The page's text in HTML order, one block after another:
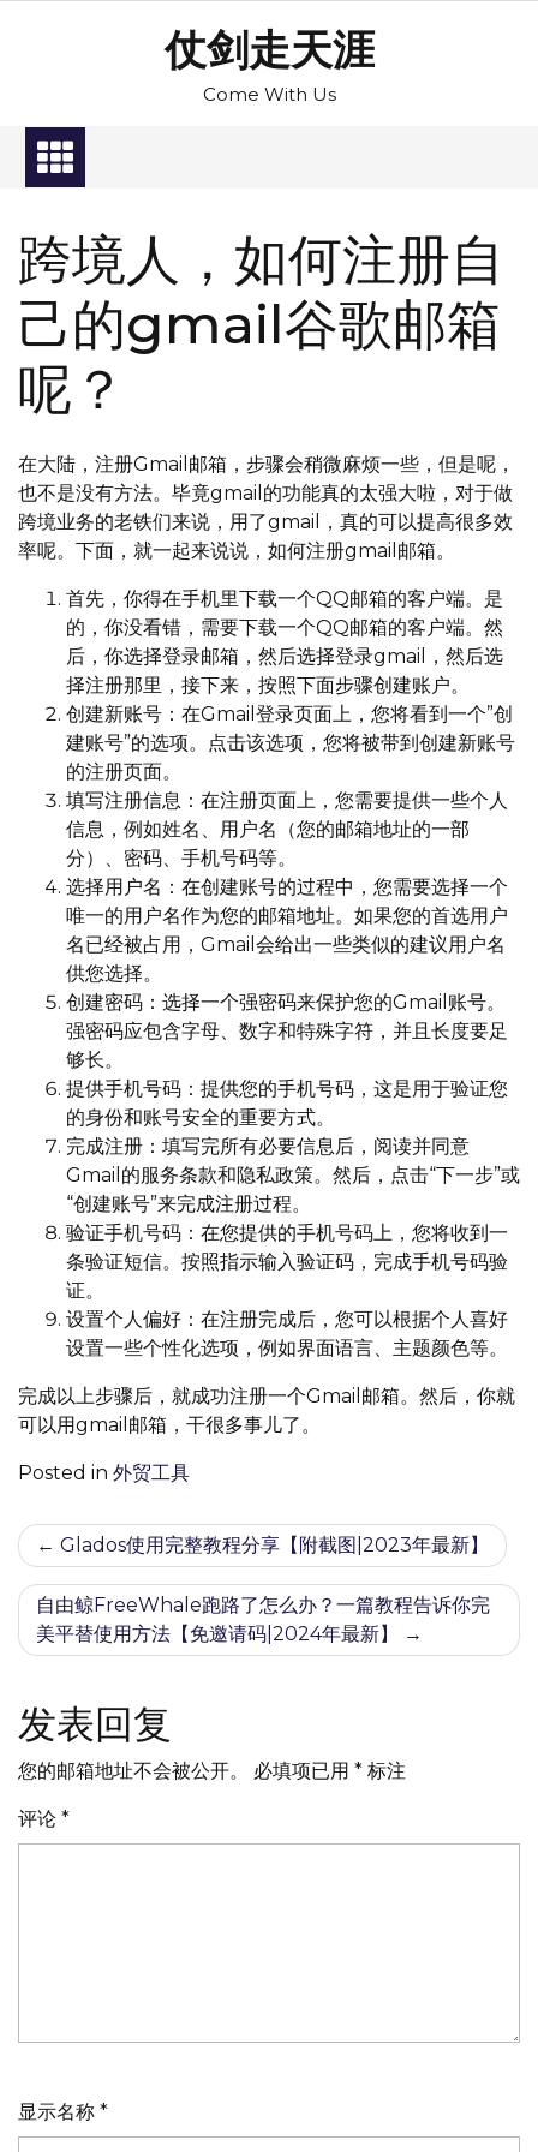
仗剑走天涯
Come With Us
跨境人，如何注册自
己的gmail谷歌邮箱
呢？
在大陆，注册Gmail邮箱，步骤会稍微麻烦一些，但是呢，
也不是没有方法。毕竟gmail的功能真的太强大啦，对于做
跨境业务的老铁们来说，用了gmail，真的可以提高很多效
率呢。下面，就一起来说说，如何注册gmail邮箱。
首先，你得在手机里下载一个QQ邮箱的客户端。是
的，你没看错，需要下载一个QQ邮箱的客户端。然
后，你选择登录邮箱，然后选择登录gmail，然后选
择注册那里，接下来，按照下面步骤创建账户。
创建新账号：在Gmail登录页面上，您将看到一个”创
建账号”的选项。点击该选项，您将被带到创建新账号
的注册页面。
填写注册信息：在注册页面上，您需要提供一些个人
信息，例如姓名、用户名（您的邮箱地址的一部
分）、密码、手机号码等。
选择用户名：在创建账号的过程中，您需要选择一个
唯一的用户名作为您的邮箱地址。如果您的首选用户
名已经被占用，Gmail会给出一些类似的建议用户名
供您选择。
创建密码：选择一个强密码来保护您的Gmail账号。
强密码应包含字母、数字和特殊字符，并且长度要足
够长。
提供手机号码：提供您的手机号码，这是用于验证您
的身份和账号安全的重要方式。
完成注册：填写完所有必要信息后，阅读并同意
Gmail的服务条款和隐私政策。然后，点击“下一步”或
“创建账号”来完成注册过程。
验证手机号码：在您提供的手机号码上，您将收到一
条验证短信。按照指示输入验证码，完成手机号码验
证。
设置个人偏好：在注册完成后，您可以根据个人喜好
设置一些个性化选项，例如界面语言、主题颜色等。
完成以上步骤后，就成功注册一个Gmail邮箱。然后，你就
可以用gmail邮箱，干很多事儿了。
Posted in 外贸工具
文
章
导
Glados使用完整教程分享【附截图|2023年最新】
自由鲸FreeWhale跑路了怎么办？一篇教程告诉你完
美平替使用方法【免邀请码|2024年最新】
发表回复
您的邮箱地址不会被公开。 必填项已用 * 标注
评论 *
显示名称 *